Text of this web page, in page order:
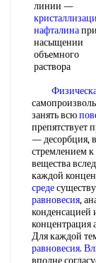
линии —
нафталинапри
насыщении
объемного
раствора
занять всю
препятствует
— десорбция,
стремлением к
вещества
каждой
среде
равновесия,
конденсацией
концентрация
Для каждой
равновесия.
вполне